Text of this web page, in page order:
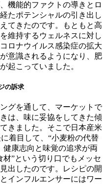
機能的ファクトの導きとロ
たポテンシャルの引き出し
てきたのです。もともと高
維持するウェルネスに対し
ロナウイルス感染症の拡大
意識されるようになり、肥
起こっていました。
の訴求
グを通して、マーケットで
は、味に妥協をしてきた傾
きました。そこで日本産米
着目して、“小麦粉の代替
健康志向と味覚の追求が両
”という切り口でもメッセ
出したのです。レシピの開
インフルエンサーにはワー